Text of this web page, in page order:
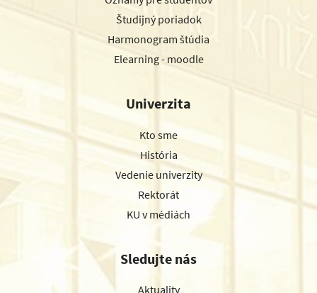
Študijný poriadok
Harmonogram štúdia
Elearning - moodle
Univerzita
Kto sme
História
Vedenie univerzity
Rektorát
KU v médiách
Sledujte nás
Aktuality